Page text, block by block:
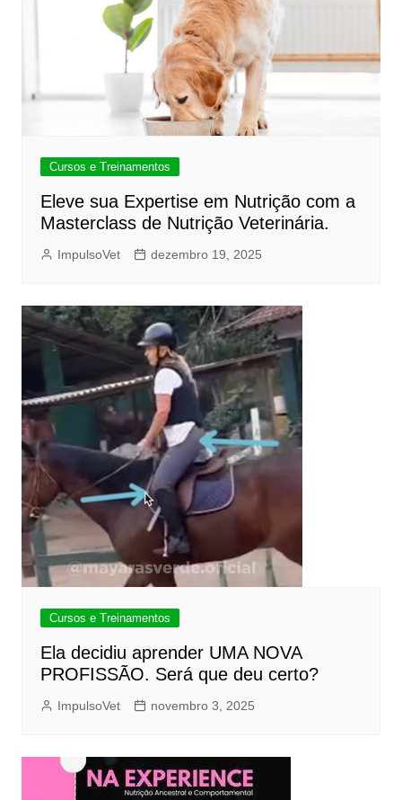
Cursos e Treinamentos
Eleve sua Expertise em Nutrição com a
Masterclass de Nutrição Veterinária.
ImpulsoVet dezembro 19, 2025
Cursos e Treinamentos
Ela decidiu aprender UMA NOVA
PROFISSÃO. Será que deu certo?
ImpulsoVet novembro 3, 2025